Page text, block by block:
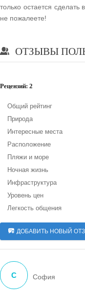
только остается
не пожалеете!
ОТЗЫВЫ
Рецензий: 2
Общий рейтинг
Природа
Интересные места
Расположение
Пляжи и море
Ночная жизнь
Инфраструктура
Уровень цен
Легкость общения
ДОБАВИТЬ НОВЫЙ
С София